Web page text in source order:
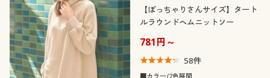
【ぽっちゃりさんサイズ】タート
ルラウンドヘムニットソー
781円～
58件
■カラー/2色展開